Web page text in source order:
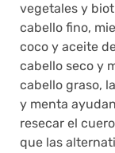
vegetales y
cabello fino,
coco y aceite
cabello seco y
cabello graso,
y menta
resecar el
que las